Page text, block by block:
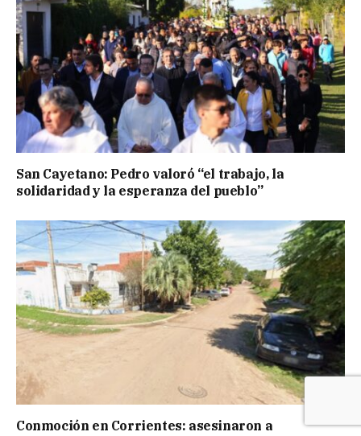
San Cayetano: Pedro valoró “el trabajo, la
solidaridad y la esperanza del pueblo”
Conmoción en Corrientes: asesinaron a